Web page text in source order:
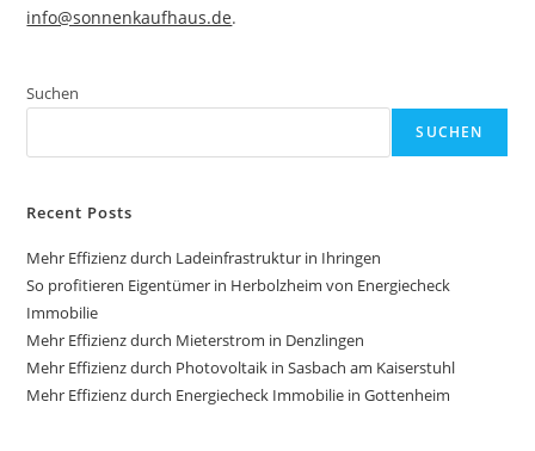
info@sonnenkaufhaus.de.
Suchen
SUCHEN
Recent Posts
Mehr Effizienz durch Ladeinfrastruktur in Ihringen
So profitieren Eigentümer in Herbolzheim von Energiecheck
Immobilie
Mehr Effizienz durch Mieterstrom in Denzlingen
Mehr Effizienz durch Photovoltaik in Sasbach am Kaiserstuhl
Mehr Effizienz durch Energiecheck Immobilie in Gottenheim